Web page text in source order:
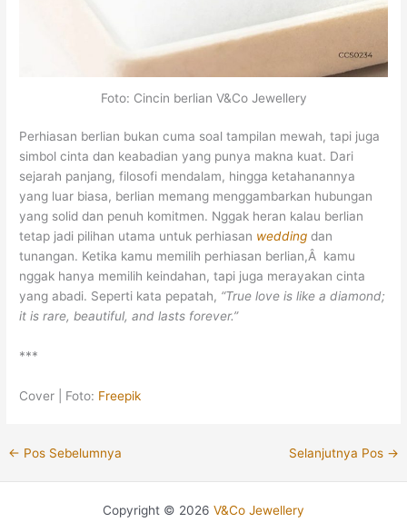
Foto: Cincin berlian V&Co Jewellery
Perhiasan berlian bukan cuma soal tampilan mewah, tapi juga
simbol cinta dan keabadian yang punya makna kuat. Dari
sejarah panjang, filosofi mendalam, hingga ketahanannya
yang luar biasa, berlian memang menggambarkan hubungan
yang solid dan penuh komitmen. Nggak heran kalau berlian
tetap jadi pilihan utama untuk perhiasan wedding dan
tunangan. Ketika kamu memilih perhiasan berlian,Â kamu
nggak hanya memilih keindahan, tapi juga merayakan cinta
yang abadi. Seperti kata pepatah, “True love is like a diamond;
it is rare, beautiful, and lasts forever.”
***
Cover | Foto: Freepik
← Pos Sebelumnya Selanjutnya Pos →
Copyright © 2026 V&Co Jewellery